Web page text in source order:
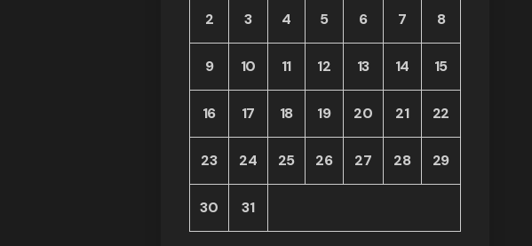
2 3 4 5 6 7 8
9 10 11 12 13 14 15
16 17 18 19 20 21 22
23 24 25 26 27 28 29
30 31